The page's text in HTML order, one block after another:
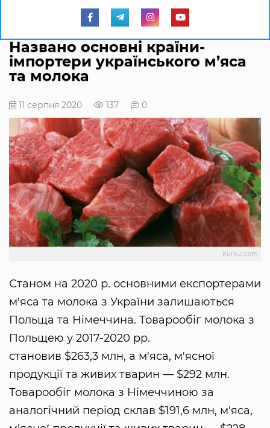
Названо основні країни-
імпортери українського м’яса
та молока
11 серпня 2020 137 0
Kurkul.com
Станом на 2020 р. основними експортерами
м'яса та молока з України залишаються
Польща та Німеччина. Товарообіг молока з
Польщею у 2017-2020 рр.
становив $263,3 млн, а м'яса, м'ясної
продукції та живих тварин — $292 млн.
Товарообіг молока з Німеччиною за
аналогічний період склав $191,6 млн, м'яса,